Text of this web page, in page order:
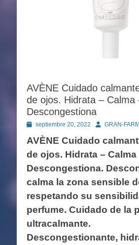
AVÈNE Cuidado
de ojos. Hidrata – Calma
Descongestiona
Publicado
septiembre 20, 2022 AutorGRAN-
AVÈNE Cuidado
de ojos. Hidrata – Calma
Descongestiona.
calma la zona sensible
respetando su
perfume. Cuidado de la
ultracalmante.
Descongestionante,